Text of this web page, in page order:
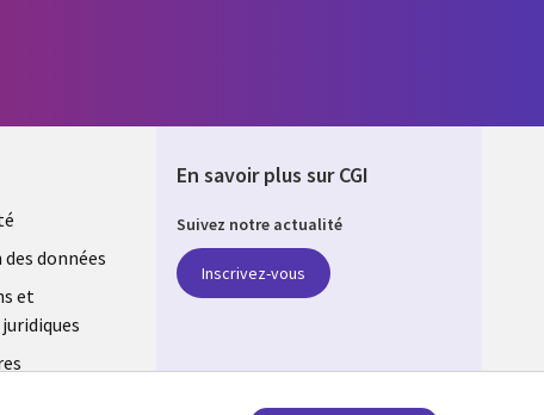
données
et
En savoir plus sur CGI
Suivez notre actualité
Inscrivez-vous